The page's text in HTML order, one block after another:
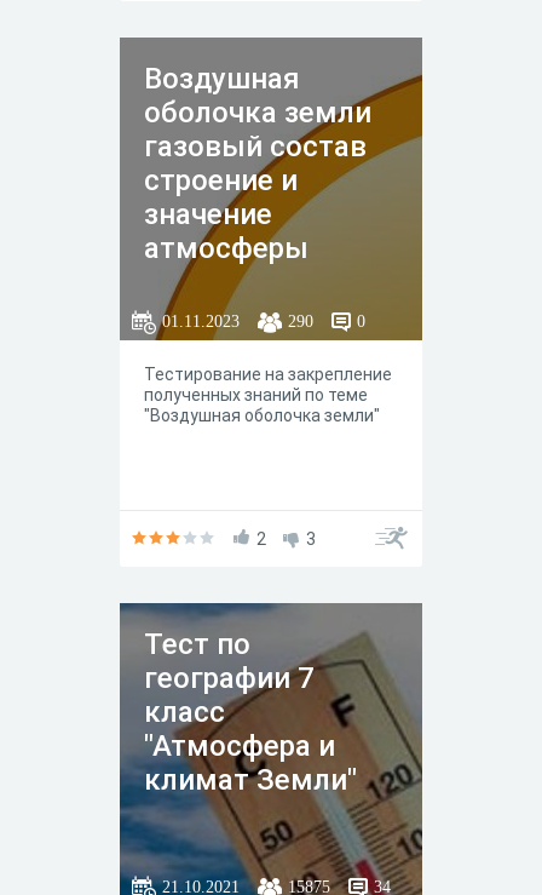
Воздушная
оболочка земли
газовый состав
строение и
значение
атмосферы
01.11.2023 290 0
Тестирование на закрепление
полученных знаний по теме
"Воздушная оболочка земли"
2 3
Тест по
географии 7
класс
"Атмосфера и
климат Земли"
21.10.2021 15875 34